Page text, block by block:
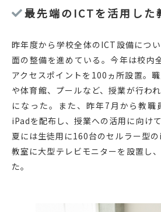
最先端のICTを活用した
昨年度から学校全体のICT設備につ
面の整備を進めている。今年は校内
アクセスポイントを100ヵ所設置。
や体育館、プールなど、授業が行わ
になった。また、昨年7月から教職
iPadを配布し、授業への活用に向け
夏には生徒用に160台のセルラー型
教室に大型テレビモニターを設置し
た。